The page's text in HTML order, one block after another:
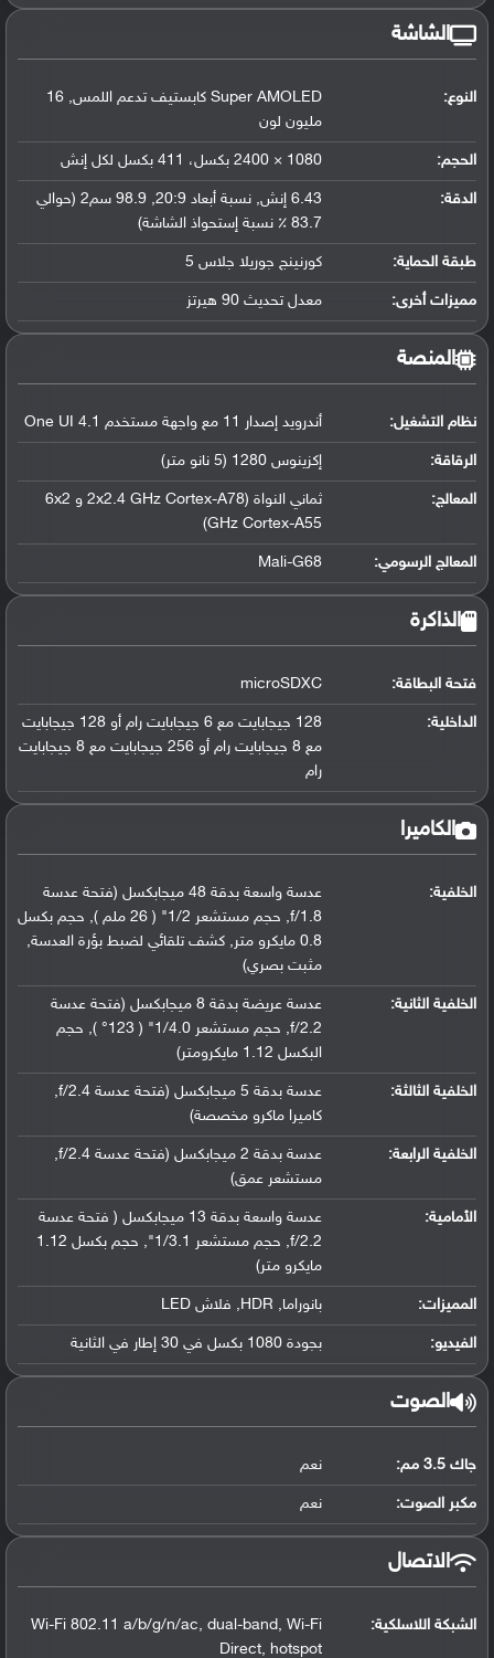
الشاشة
النوع:
Super AMOLED كابستيف تدعم اللمس, 16
مليون لون
الحجم: 1080 × 2400 بكسل، 411 بكسل لكل إنش
الدقة:
6.43 إنش, نسبة أبعاد 20:9, 98.9 سم2 (حوالي
83.7 ٪ نسبة إستحواذ الشاشة)
طبقة الحماية: كورنينج جوريلا جلاس 5
مميزات أخرى: معدل تحديث 90 هيرتز
المنصة
نظام التشغيل: أندرويد إصدار 11 مع واجهة مستخدم One UI 4.1
الرقاقة: إكزينوس 1280 (5 نانو متر)
المعالج:
ثماني النواة (2x2.4 GHz Cortex-A78 و 6x2
GHz Cortex-A55)
المعالج الرسومي:
Mali-G68
الذاكرة
فتحة البطاقة: microSDXC
الداخلية:
128 جيجابايت مع 6 جيجابايت رام أو 128 جيجابايت
مع 8 جيجابايت رام أو 256 جيجابايت مع 8 جيجابايت
رام
الكاميرا
الخلفية:
عدسة واسعة بدقة 48 ميجابكسل (فتحة عدسة
f/1.8, حجم مستشعر 1/2" ( 26 ملم ), حجم بكسل
0.8 مايكرو متر, كشف تلقائي لضبط بؤرة العدسة,
مثبت بصري)
الخلفية الثانية:
عدسة عريضة بدقة 8 ميجابكسل (فتحة عدسة
f/2.2, حجم مستشعر 1/4.0" ( 123° ), حجم
البكسل 1.12 مايكرومتر)
الخلفية الثالثة:
عدسة بدقة 5 ميجابكسل (فتحة عدسة f/2.4,
كاميرا ماكرو مخصصة)
الخلفية الرابعة:
عدسة بدقة 2 ميجابكسل (فتحة عدسة f/2.4,
مستشعر عمق)
الأمامية:
عدسة واسعة بدقة 13 ميجابكسل ( فتحة عدسة
f/2.2, حجم مستشعر 1/3.1", حجم بكسل 1.12
مايكرو متر)
المميزات: بانوراما, HDR, فلاش LED
الفيديو: بجودة 1080 بكسل في 30 إطار في الثانية
الصوت
جاك 3.5 مم: نعم
مكبر الصوت: نعم
الاتصال
الشبكة اللاسلكية:
Wi-Fi 802.11 a/b/g/n/ac, dual-band, Wi-Fi
Direct, hotspot